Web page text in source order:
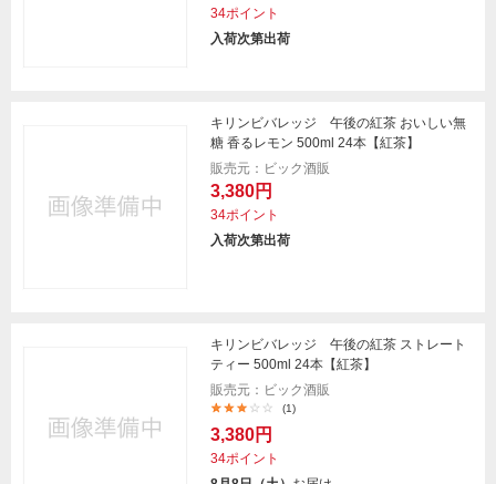
34ポイント
入荷次第出荷
キリンビバレッジ 午後の紅茶 おいしい無
糖 香るレモン 500ml 24本【紅茶】
販売元：ビック酒販
3,380円
34ポイント
入荷次第出荷
キリンビバレッジ 午後の紅茶 ストレート
ティー 500ml 24本【紅茶】
販売元：ビック酒販
(1)
3,380円
34ポイント